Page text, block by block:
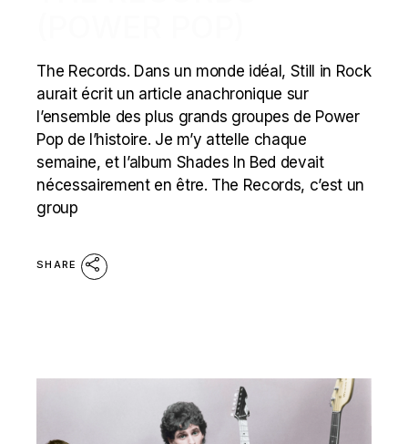
The Records. Dans un monde idéal, Still in Rock
aurait écrit un article anachronique sur
l’ensemble des plus grands groupes de Power
Pop de l’histoire. Je m’y attelle chaque
semaine, et l’album Shades In Bed devait
nécessairement en être. The Records, c’est un
group
SHARE